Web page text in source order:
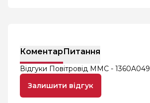
КоментарПитання
Відгуки Повітровід MMC - 1360A049
Залишити відгук